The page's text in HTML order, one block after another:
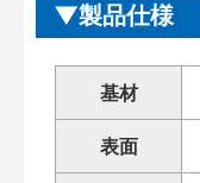
製品仕様
基材
表面